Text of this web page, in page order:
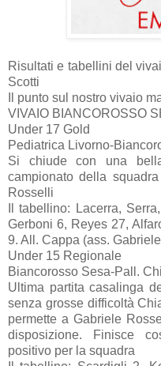
Risultati e tabellini del
Scotti
Il punto sul nostro vivaio
VIVAIO BIANCOROSSO
Under 17 Gold
Pediatrica Livorno-
Si chiude con una
campionato della
Rosselli
Il tabellino: Lacerra,
Gerboni 6, Reyes 27,
9. All. Cappa (ass.
Under 15 Regionale
Biancorosso Sesa-Pall.
Ultima partita casalinga
senza grosse difficoltà
permette a Gabriele
disposizione. Finisce
positivo per la squadra